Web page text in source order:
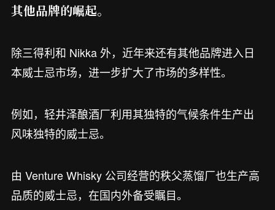
其他品牌的崛起。
除三得利和 Nikka 外，近年来还有其他品牌进入日
本威士忌市场，进一步扩大了市场的多样性。
例如，轻井泽酿酒厂利用其独特的气候条件生产出
风味独特的威士忌。
由 Venture Whisky 公司经营的秩父蒸馏厂也生产高
品质的威士忌，在国内外备受瞩目。